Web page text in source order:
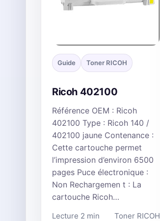
Guide Toner RICOH
Ricoh 402100
Référence OEM : Ricoh
402100 Type : Ricoh 140 /
402100 jaune Contenance :
Cette cartouche permet
l’impression d’environ 6500
pages Puce électronique :
Non Rechargemen t : La
cartouche Ricoh…
Lecture 2 min Toner RICOH